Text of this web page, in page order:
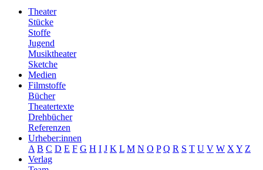
Theater
Stücke
Stoffe
Jugend
Musiktheater
Sketche
Medien
Filmstoffe
Bücher
Theatertexte
Drehbücher
Referenzen
Urheber:innen
A B C D E F G H I J K L M N O P Q R S T U V W X Y Z
Verlag